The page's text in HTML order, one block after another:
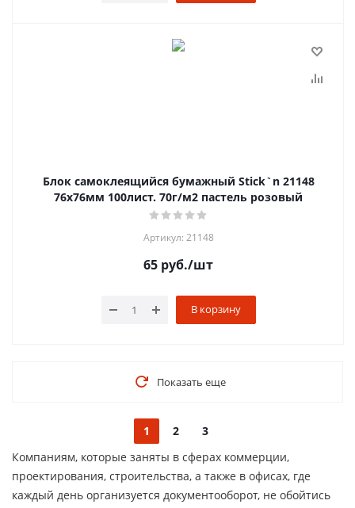
Блок самоклеящийся бумажный Stick`n 21148
76x76мм 100лист. 70г/м2 пастель розовый
Артикул: 21148
65 руб./шт
В корзину
Показать еще
1 2
3
Компаниям, которые заняты в сферах коммерции,
проектирования, строительства, а также в офисах, где
каждый день организуется документооборот, не обойтись